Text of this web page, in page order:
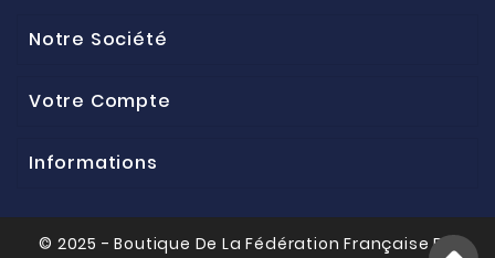
Notre Société
Votre Compte
Informations
© 2025 - Boutique De La Fédération Française De